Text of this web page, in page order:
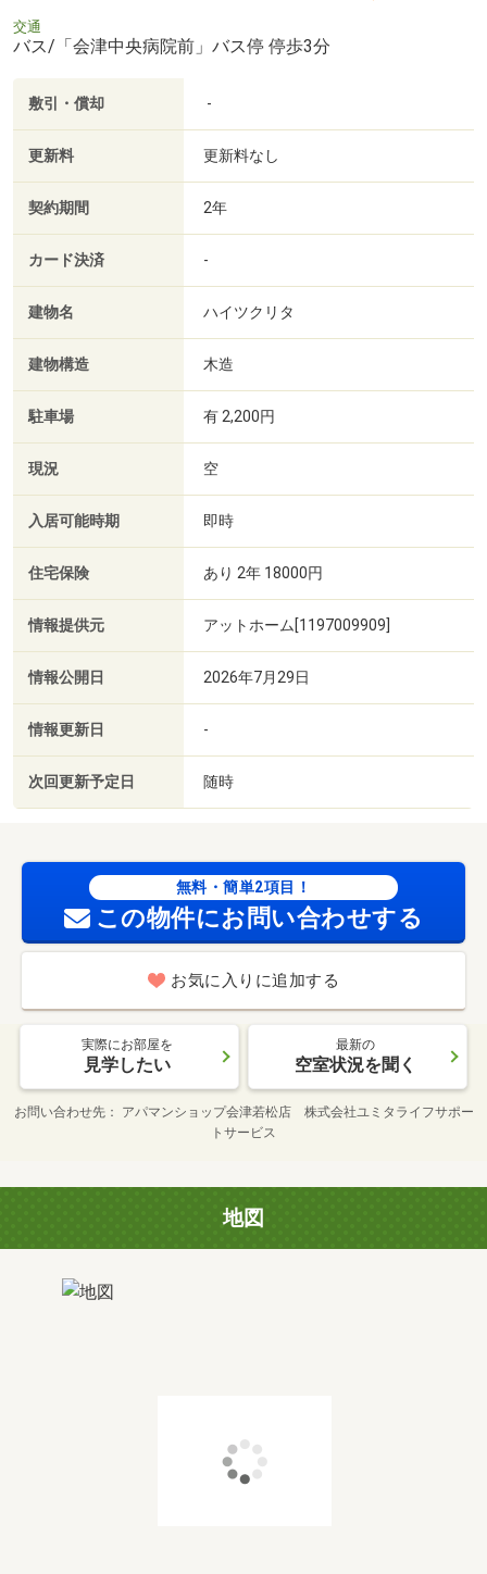
交通
バス/「会津中央病院前」バス停 停歩3分
敷引・償却 -
更新料 更新料なし
契約期間 2年
カード決済 -
建物名 ハイツクリタ
建物構造 木造
駐車場 有 2,200円
現況 空
入居可能時期 即時
住宅保険 あり 2年 18000円
情報提供元 アットホーム[1197009909]
情報公開日 2026年7月29日
情報更新日 -
次回更新予定日 随時
無料・簡単2項目！
この物件にお問い合わせする
お気に入りに追加する
実際にお部屋を
見学したい
最新の
空室状況を聞く
お問い合わせ先
アパマンショップ会津若松店 株式会社ユミタライフサポー
トサービス
地図